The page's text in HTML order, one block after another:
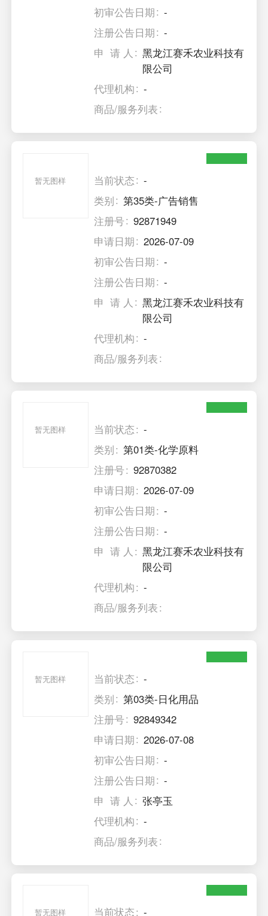
初审公告日期
-
注册公告日期
-
申 请 人
黑龙江赛禾农业科技有
限公司
代理机构
-
商品/服务列表
暂无图样 当前状态
-
类别
第35类-广告销售
注册号
92871949
申请日期
2026-07-09
初审公告日期
-
注册公告日期
-
申 请 人
黑龙江赛禾农业科技有
限公司
代理机构
-
商品/服务列表
暂无图样 当前状态
-
类别
第01类-化学原料
注册号
92870382
申请日期
2026-07-09
初审公告日期
-
注册公告日期
-
申 请 人
黑龙江赛禾农业科技有
限公司
代理机构
-
商品/服务列表
暂无图样 当前状态
-
类别
第03类-日化用品
注册号
92849342
申请日期
2026-07-08
初审公告日期
-
注册公告日期
-
申 请 人
张亭玉
代理机构
-
商品/服务列表
暂无图样 当前状态
-